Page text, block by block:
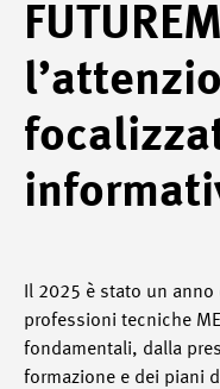
Il 2025 è stato un
professioni tecniche
fondamentali, dalla
formazione e dei piani